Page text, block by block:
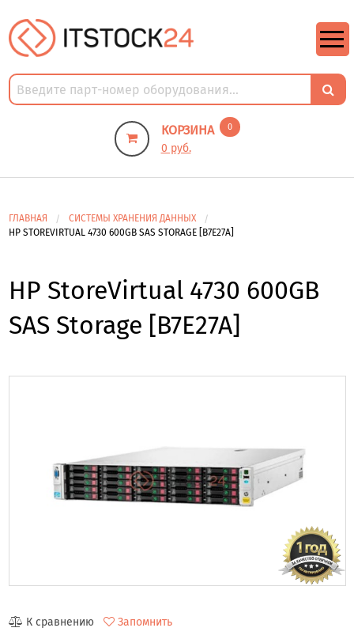
КОРЗИНА 0
0 руб.
ГЛАВНАЯ
СИСТЕМЫ ХРАНЕНИЯ ДАННЫХ
HP STOREVIRTUAL 4730 600GB SAS STORAGE [B7E27A]
HP StoreVirtual 4730 600GB
SAS Storage [B7E27A]
К сравнению Запомнить